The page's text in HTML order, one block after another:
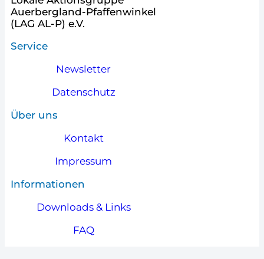
Auerbergland-Pfaffenwinkel
(LAG AL-P) e.V.
Service
Newsletter
Datenschutz
Über uns
Kontakt
Impressum
Informationen
Downloads & Links
FAQ